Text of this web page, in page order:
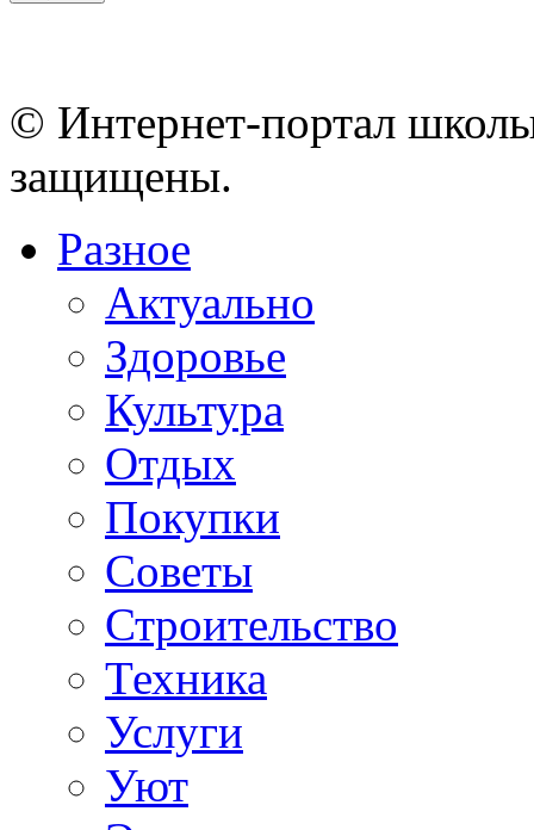
© Интернет-портал
защищены.
Разное
Актуально
Здоровье
Культура
Отдых
Покупки
Советы
Строительство
Техника
Услуги
Уют